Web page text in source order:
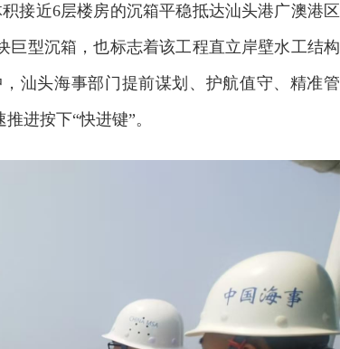
接近6层楼房的沉箱平稳抵达汕头港广澳港区
型沉箱，也标志着该工程直立岸壁水工结构
汕头海事部门提前谋划、护航值守、精准管
进按下“快进键”。